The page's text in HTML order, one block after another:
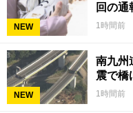
NEW
回の
1時間前
NEW
南九州
震で橋
1時間前